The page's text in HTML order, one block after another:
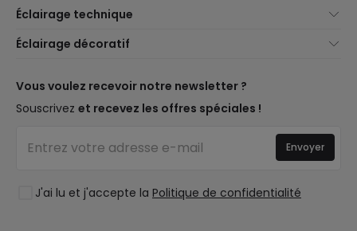
Service client
Méthodes d'expédition
Êtes-vous un professionnel ?
Questions fréquentes (FAQ)
Éclairage technique
Marques
Éclairage pour entreprises
Éclairage décoratif
Marques de décoration premium
Espaces de vie
Collections
LoveYouGreen
Vous voulez recevoir notre newsletter ?
Souscrivez et recevez les offres spéciales !
J'ai lu et j'accepte la Politique de confidentialité
Envoyer